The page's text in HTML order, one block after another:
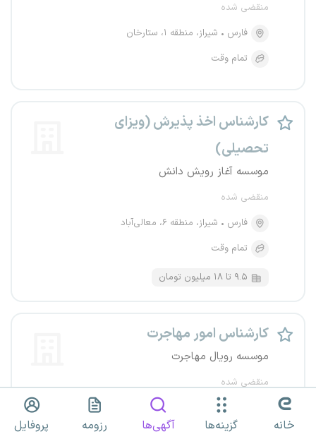
منقضی شده
فارس
شیراز، منطقه ۱، ستارخان
تمام وقت
کارشناس اخذ پذیرش (ویزای
تحصیلی)
موسسه آغاز رویش دانش
منقضی شده
فارس
شیراز، منطقه ۶، معالی‌آباد
تمام وقت
۹.۵ تا ۱۸ میلیون تومان
کارشناس امور مهاجرت
موسسه رویال مهاجرت
منقضی شده
شیراز، منطقه ۱، رحمت‌آباد
تمام وقت
خانه گزینه‌ها آگهی‌ها رزومه پروفایل